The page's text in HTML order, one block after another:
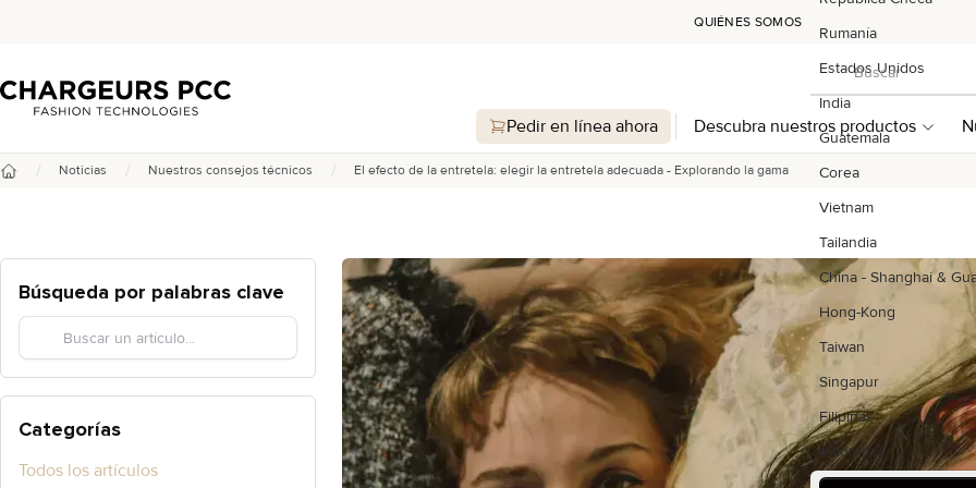
QUIÉNES SOMOS
Rumanía
Estados Unidos
India
Guatemala
Corea
Vietnam
Tailandia
China - Shanghai &
Hong-Kong
Taiwan
Singapur
Filipinas
Indonesia
Chargeurs PCC
Buscar
Buscar
Pedir en línea ahora Descubra nuestros productos
/ Noticias / Nuestros consejos técnicos / El efecto de la entretela: elegir la entretela adecuada - Explorando la gama
Búsqueda por palabras clave
Categorías
Todos los artículos